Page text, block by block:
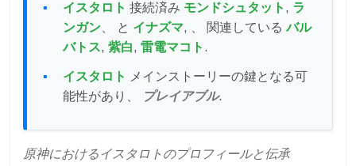
イスタロト 接続済み モンドシュタット , ラ
ンガン 、 と イナズマ, 、 関連しているバル
バトス, 紫白, 雷電マコト .
イスタロト
メインストーリーの鍵となる可
能性があり、
プレイアブル.
原神におけるイスタロトのプロフィールと伝承